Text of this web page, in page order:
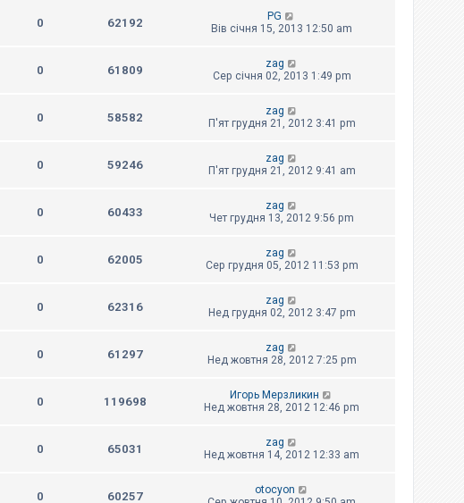
0 62192
PG
Вів січня 15, 2013 12:50 am
0 61809
zag
Сер січня 02, 2013 1:49 pm
0 58582
zag
П'ят грудня 21, 2012 3:41 pm
0 59246
zag
П'ят грудня 21, 2012 9:41 am
0 60433
zag
Чет грудня 13, 2012 9:56 pm
0 62005
zag
Сер грудня 05, 2012 11:53 pm
0 62316
zag
Нед грудня 02, 2012 3:47 pm
0 61297
zag
Нед жовтня 28, 2012 7:25 pm
0 119698
Игорь Мерзликин
Нед жовтня 28, 2012 12:46 pm
0 65031
zag
Нед жовтня 14, 2012 12:33 am
0 60257
otocyon